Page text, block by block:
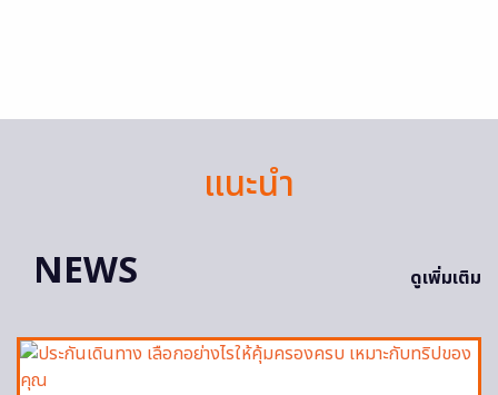
แนะนำ
NEWS
ดูเพิ่มเติม